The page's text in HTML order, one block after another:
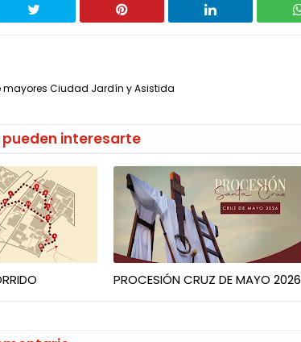
mayores Ciudad Jardín y Asistida
interesarte
PROCESIÓN CRUZ DE MAYO 2026